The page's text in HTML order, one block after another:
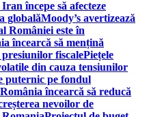
începe să afecteze
globalăMoody’s avertizează
României este în
încearcă să mențină
fiscalePiețele
din cauza tensiunilor
puternic pe fondul
România încearcă să reducă
nevoilor de